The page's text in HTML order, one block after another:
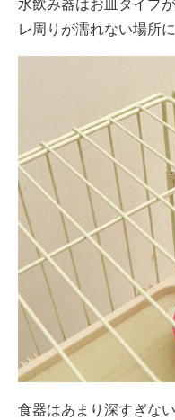
レ周りが濡れない場所
食器はあまり深すぎな